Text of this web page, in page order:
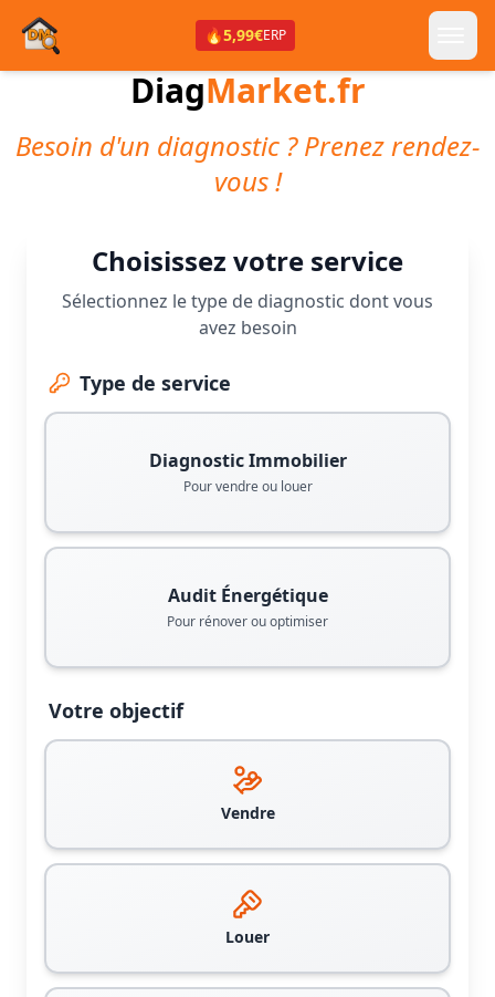
🔥5,99€ERP
DiagMarket.fr
Besoin d'un diagnostic ? Prenez rendez-
vous !
Choisissez votre service
Sélectionnez le type de diagnostic dont vous
avez besoin
Type de service
Diagnostic Immobilier
Pour vendre ou louer
Audit Énergétique
Pour rénover ou optimiser
Votre objectif
Vendre
Louer